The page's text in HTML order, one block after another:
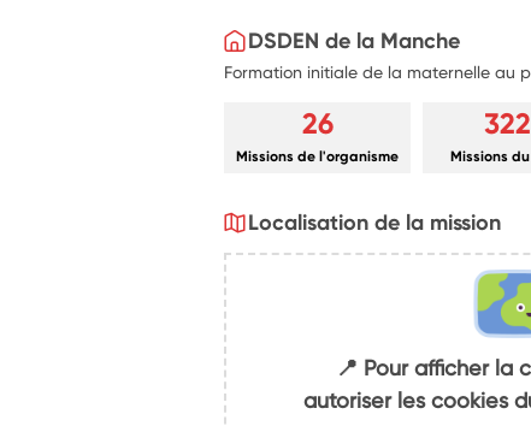
DSDEN de la Manche
Formation initiale de la maternelle au
26
Missions de l'organisme Missions
Localisation de la mission
📍 Pour afficher la
autoriser les cookies